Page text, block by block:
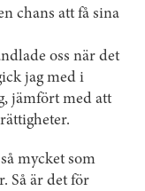
chans att få sina
oss när det
jag med i
jämfört med att
mycket som
Så är det för